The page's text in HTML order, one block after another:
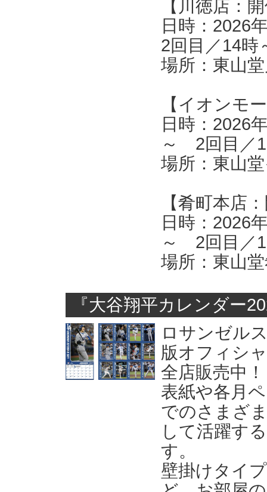
【川徳店：
日時：
2回目／14時
場所：東山
【イオンモ
日時：2026
～ 2回目／
場所：東山
【肴町本店
日時：2026
～ 2回目／
場所：東山
『大谷翔平カレンダー
ロサンゼル
版オフィシ
全店販売中！
表紙や各月
でのさまざ
して活躍す
す。
壁掛けタイ